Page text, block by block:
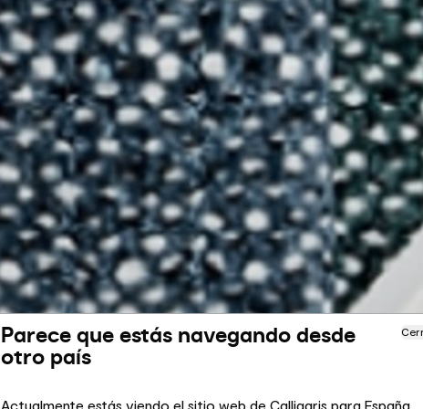
Parece que estás navegando desde
otro país
Actualmente estás viendo el sitio web de Calligaris para España.